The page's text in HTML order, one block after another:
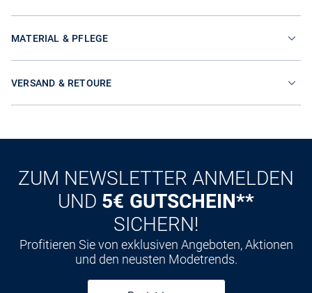
MATERIAL & PFLEGE
VERSAND & RETOURE
ZUM NEWSLETTER ANMELDEN
UND 5€ GUTSCHEIN**
SICHERN!
Profitieren Sie von exklusiven Angeboten, Aktionen
und den neusten Modetrends.